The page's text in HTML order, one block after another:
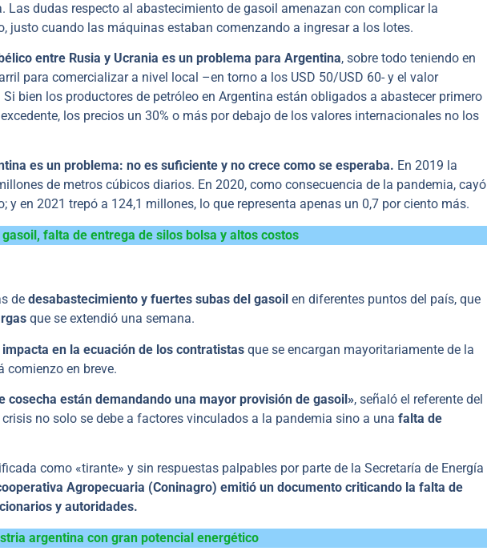
Las dudas respecto al abastecimiento de gasoil amenazan con complicar la
justo cuando las máquinas estaban comenzando a ingresar a los lotes.
entre Rusia y Ucrania es un problema para Argentina, sobre todo teniendo en
para comercializar a nivel local –en torno a los USD 50/USD 60- y el valor
bien los productores de petróleo en Argentina están obligados a abastecer primero
los precios un 30% o más por debajo de los valores internacionales no los
es un problema: no es suficiente y no crece como se esperaba. En 2019 la
de metros cúbicos diarios. En 2020, como consecuencia de la pandemia, cayó
y en 2021 trepó a 124,1 millones, lo que representa apenas un 0,7 por ciento más.
falta de entrega de silos bolsa y altos costos
de desabastecimiento y fuertes subas del gasoil en diferentes puntos del país, que
que se extendió una semana.
en la ecuación de los contratistas que se encargan mayoritariamente de la
comienzo en breve.
cosecha están demandando una mayor provisión de gasoil», señaló el referente del
no solo se debe a factores vinculados a la pandemia sino a una falta de
como «tirante» y sin respuestas palpables por parte de la Secretaría de Energía
Agropecuaria (Coninagro) emitió un documento criticando la falta de
y autoridades.
argentina con gran potencial energético